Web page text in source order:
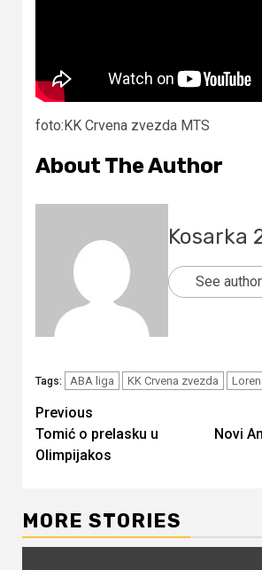
foto:KK Crvena zvezda MTS
About The Author
Kosarka
See
Tags: ABA liga KK Crvena zvezda
Continue
Reading
Previous
Tomić o prelasku u
Olimpijakos
Novi
MORE STORIES